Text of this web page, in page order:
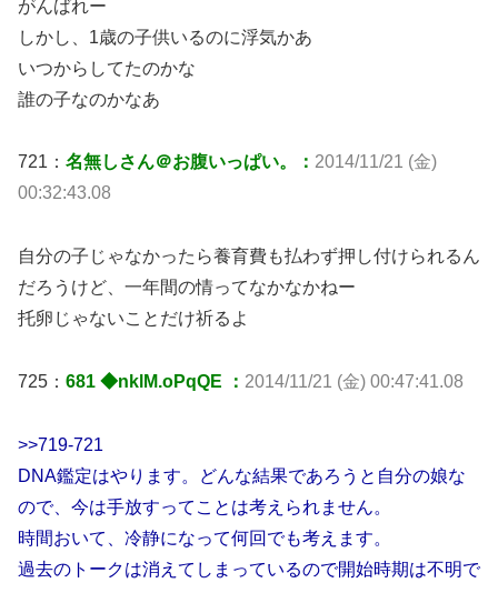
がんばれー
しかし、1歳の子供いるのに浮気かあ
いつからしてたのかな
誰の子なのかなあ
721： 名無しさん＠お腹いっぱい。： 2014/11/21 (金)
00:32:43.08
自分の子じゃなかったら養育費も払わず押し付けられるん
だろうけど、一年間の情ってなかなかねー
托卵じゃないことだけ祈るよ
725： 681 ◆nklM.oPqQE ： 2014/11/21 (金) 00:47:41.08
>>719-721
DNA鑑定はやります。どんな結果であろうと自分の娘な
ので、今は手放すってことは考えられません。
時間おいて、冷静になって何回でも考えます。
過去のトークは消えてしまっているので開始時期は不明で